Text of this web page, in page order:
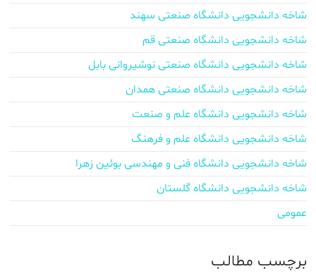
شاخه دانشجویی دانشگاه صنعتی سهند
شاخه دانشجویی دانشگاه صنعتی قم
شاخه دانشجویی دانشگاه صنعتی نوشیروانی بابل
شاخه دانشجویی دانشگاه صنعتی همدان
شاخه دانشجویی دانشگاه علم و صنعت
شاخه دانشجویی دانشگاه علم و فرهنگ
شاخه دانشجویی دانشگاه فنی و مهندسی بوئین زهرا
شاخه دانشجویی دانشگاه گلستان
عمومی
برچسب‌ مطالب